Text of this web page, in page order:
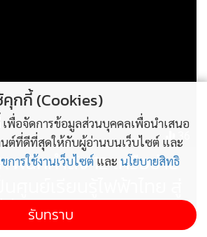
เล่นคือจุดเริ่มต้นสำคัญของการเรียนรู้
มุ่งเปิดพื้นที่การเรียนรู้ที่เชื่อมโยงการเล่น
ารมีส่วนร่วมของครอบครัว เพื่อให้เด็กและ
มีความหมายและต่อเนื่อง
รู้พร้อมกันทั้ง 3 แห่งในวันเด็กแห่งชาติ
ยงเป็นกิจกรรมสร้างความสุขสำหรับเด็ก
ผนึกกำลัง 12 เครือข่าย
นย์เรียนรู้ไฟฟ้าไทย สู่
งยืน
คุกกี้ (Cookies)
เพื่อจัดการข้อมูลส่วนบุคคลเพื่อนำเสนอ
ต์ที่ดีที่สุดให้กับผู้อ่านบนเว็บไซต์ และ
การใช้งานเว็บไซต์ และ นโยบายสิทธิ
รับทราบ